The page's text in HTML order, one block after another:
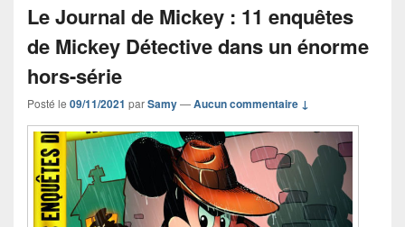
Le Journal de Mickey : 11 enquêtes
de Mickey Détective dans un énorme
hors-série
Posté le 09/11/2021 parSamy—Aucun commentaire ↓